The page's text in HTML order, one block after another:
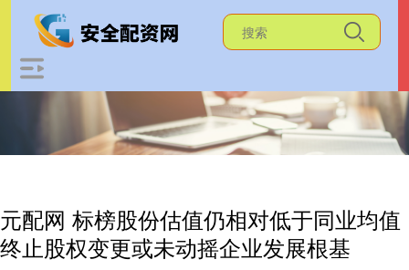
元配网 标榜股份估值仍相对低于同业均值
终止股权变更或未动摇企业发展根基